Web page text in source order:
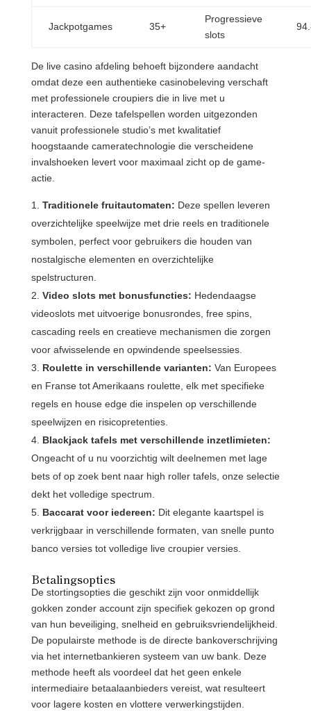
Jackpotgames 35+
Progressieve
slots
De live casino afdeling behoeft bijzondere aandacht
omdat deze een authentieke casinobeleving verschaft
met professionele croupiers die in live met u
interacteren. Deze tafelspellen worden uitgezonden
vanuit professionele studio’s met kwalitatief
hoogstaande cameratechnologie die verscheidene
invalshoeken levert voor maximaal zicht op de game-
actie.
Traditionele fruitautomaten: Deze spellen leveren
overzichtelijke speelwijze met drie reels en traditionele
symbolen, perfect voor gebruikers die houden van
nostalgische elementen en overzichtelijke
spelstructuren.
Video slots met bonusfuncties: Hedendaagse
videoslots met uitvoerige bonusrondes, free spins,
cascading reels en creatieve mechanismen die zorgen
voor afwisselende en opwindende speelsessies.
Roulette in verschillende varianten: Van Europees
en Franse tot Amerikaans roulette, elk met specifieke
regels en house edge die inspelen op verschillende
speelwijzen en risicopretenties.
Blackjack tafels met verschillende inzetlimieten:
Ongeacht of u nu voorzichtig wilt deelnemen met lage
bets of op zoek bent naar high roller tafels, onze selectie
dekt het volledige spectrum.
Baccarat voor iedereen: Dit elegante kaartspel is
verkrijgbaar in verschillende formaten, van snelle punto
banco versies tot volledige live croupier versies.
Betalingsopties
De stortingsopties die geschikt zijn voor onmiddellijk
gokken zonder account zijn specifiek gekozen op grond
van hun beveiliging, snelheid en gebruiksvriendelijkheid.
De populairste methode is de directe bankoverschrijving
via het internetbankieren systeem van uw bank. Deze
methode heeft als voordeel dat het geen enkele
intermediaire betaalaanbieders vereist, wat resulteert
voor lagere kosten en vlottere verwerkingstijden.